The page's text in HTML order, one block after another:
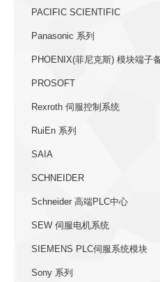
PACIFIC SCIENTIFIC
Panasonic 系列
PHOENIX(菲尼克斯) 模块端子
PROSOFT
Rexroth 伺服控制系统
RuiEn 系列
SAIA
SCHNEIDER
Schneider 高端PLC中心
SEW 伺服电机系统
SIEMENS PLC伺服系统模块
Sony 系列